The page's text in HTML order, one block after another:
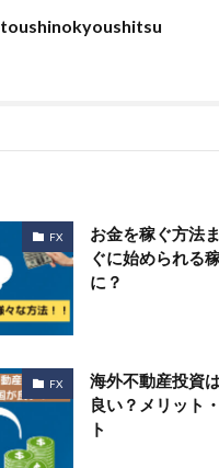
toushinokyoushitsu
FX
お金を稼ぐ方法
ぐに始められる
に？
FX
海外不動産投資
良い？メリット
ト